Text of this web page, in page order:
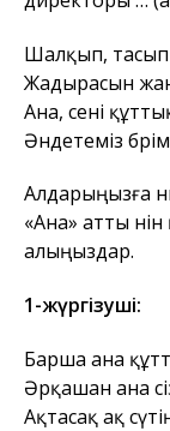
Шалқып, тасып
Жадырасын
Ана, сені
Әндетеміз
Алдарыңызға
«Ана» атты
алыңыздар.
1-жүргізуші:
Барша ана
Әрқашан ана
Ақтасақ ақ